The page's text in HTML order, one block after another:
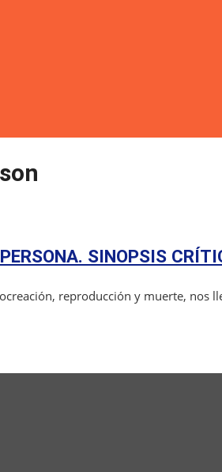
SINOPSIS
reproducción y muerte, nos